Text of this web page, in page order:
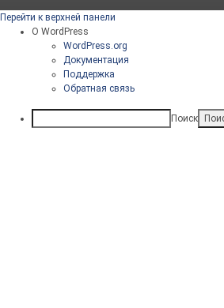
Перейти к верхней панели
О WordPress
WordPress.org
Документация
Поддержка
Обратная связь
Поиск